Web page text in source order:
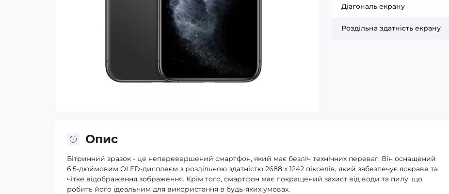
Діагональ екрану
Роздільна здатність екрану
Опис
Вітринний зразок - це неперевершений смартфон, який має безліч технічних переваг. Він оснащений
6,5-дюймовим OLED-дисплеєм з роздільною здатністю 2688 х 1242 пікселів, який забезпечує яскраве та
чітке відображення зображення. Крім того, смартфон має покращений захист від води та пилу, що
робить його ідеальним для використання в будь-яких умовах.